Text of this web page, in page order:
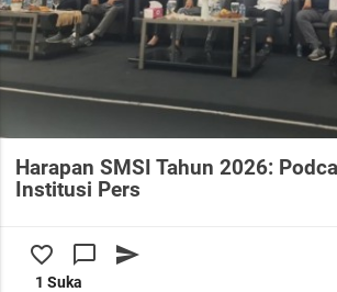
Harapan SMSI Tahun 2026:
Institusi Pers
favorite_border chat_bubble_outline send
1 Suka